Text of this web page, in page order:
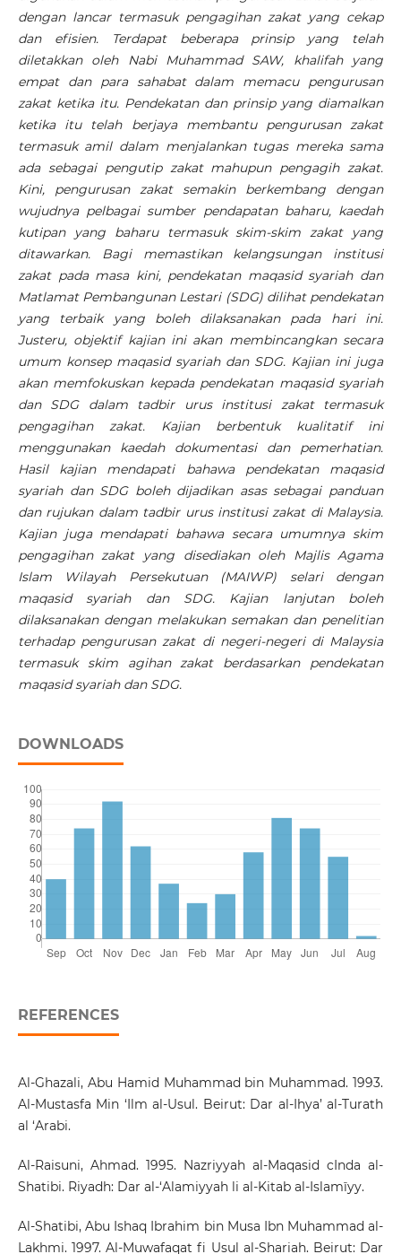
dengan lancar termasuk pengagihan zakat yang cekap
dan efisien. Terdapat beberapa prinsip yang telah
diletakkan oleh Nabi Muhammad SAW, khalifah yang
empat dan para sahabat dalam memacu pengurusan
zakat ketika itu. Pendekatan dan prinsip yang diamalkan
ketika itu telah berjaya membantu pengurusan zakat
termasuk amil dalam menjalankan tugas mereka sama
ada sebagai pengutip zakat mahupun pengagih zakat.
Kini, pengurusan zakat semakin berkembang dengan
wujudnya pelbagai sumber pendapatan baharu, kaedah
kutipan yang baharu termasuk skim-skim zakat yang
ditawarkan. Bagi memastikan kelangsungan institusi
zakat pada masa kini, pendekatan maqasid syariah dan
Matlamat Pembangunan Lestari (SDG) dilihat pendekatan
yang terbaik yang boleh dilaksanakan pada hari ini.
Justeru, objektif kajian ini akan membincangkan secara
umum konsep maqasid syariah dan SDG. Kajian ini juga
akan memfokuskan kepada pendekatan maqasid syariah
dan SDG dalam tadbir urus institusi zakat termasuk
pengagihan zakat. Kajian berbentuk kualitatif ini
menggunakan kaedah dokumentasi dan pemerhatian.
Hasil kajian mendapati bahawa pendekatan maqasid
syariah dan SDG boleh dijadikan asas sebagai panduan
dan rujukan dalam tadbir urus institusi zakat di Malaysia.
Kajian juga mendapati bahawa secara umumnya skim
pengagihan zakat yang disediakan oleh Majlis Agama
Islam Wilayah Persekutuan (MAIWP) selari dengan
maqasid syariah dan SDG. Kajian lanjutan boleh
dilaksanakan dengan melakukan semakan dan penelitian
terhadap pengurusan zakat di negeri-negeri di Malaysia
termasuk skim agihan zakat berdasarkan pendekatan
maqasid syariah dan SDG.
DOWNLOADS
REFERENCES
Al-Ghazali, Abu Hamid Muhammad bin Muhammad. 1993.
Al-Mustasfa Min ‘Ilm al-Usul. Beirut: Dar al-Ihya’ al-Turath
al ‘Arabi.
Al-Raisuni, Ahmad. 1995. Nazriyyah al-Maqasid cInda al-
Shatibi. Riyadh: Dar al-‘Alamiyyah li al-Kitab al-Islamīyy.
Al-Shatibi, Abu Ishaq Ibrahim bin Musa Ibn Muhammad al-
Lakhmi. 1997. Al-Muwafaqat fi Usul al-Shariah. Beirut: Dar